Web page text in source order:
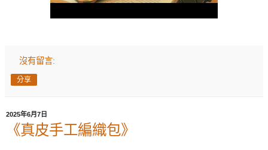
沒有留言:
分享
2025年6月7日
《真皮手工編織包》